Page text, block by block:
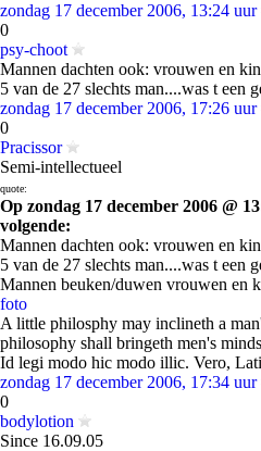
zondag 17 december 2006, 13:24 uur
0
psy-choot
Mannen dachten ook: vrouwen en
5 van de 27 slechts man....was t een
zondag 17 december 2006, 17:26 uur
0
Pracissor
Semi-intellectueel
quote:
Op zondag 17 december 2006 @
volgende:
Mannen dachten ook: vrouwen en
5 van de 27 slechts man....was t een
Mannen beuken/duwen vrouwen en
foto
A little philosphy may inclineth a
philosophy shall bringeth men's
Id legi modo hic modo illic. Vero,
zondag 17 december 2006, 17:34 uur
0
bodylotion
Since 16.09.05